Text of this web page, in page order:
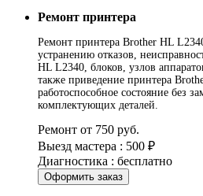
Ремонт принтера
Ремонт принтера Brother HL
устранению отказов,
HL L2340, блоков, узлов
также приведение принтера
работоспособное состояние без
комплектующих деталей.
Ремонт от 750 руб.
Выезд мастера : 500 ₽
Диагностика : бесплатно
Оформить заказ